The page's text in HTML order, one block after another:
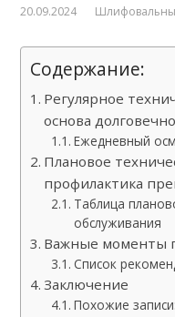
20.09.2024
Содержание:
Регулярное
основа
Ежедневный
Плановое
профилактика
Таблица
обслуживания
Важные моменты
Список
Заключение
Похожие записи: